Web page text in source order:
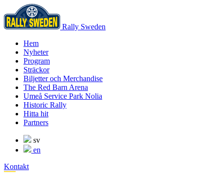
Rally Sweden
Hem
Nyheter
Program
Sträckor
Biljetter och Merchandise
The Red Barn Arena
Umeå Service Park Nolia
Historic Rally
Hitta hit
Partners
sv
en
Kontakt